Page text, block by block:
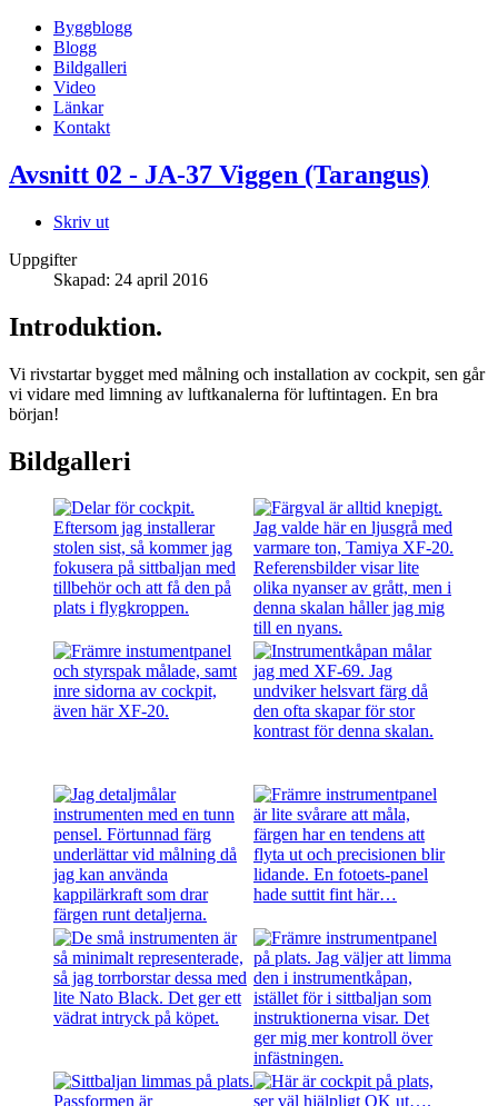
Byggblogg
Blogg
Bildgalleri
Video
Länkar
Kontakt
Avsnitt 02 - JA-37 Viggen (Tarangus)
Skriv ut
Uppgifter
Skapad: 24 april 2016
Introduktion.
Vi rivstartar bygget med målning och installation av cockpit, sen går
vi vidare med limning av luftkanalerna för luftintagen. En bra
början!
Bildgalleri